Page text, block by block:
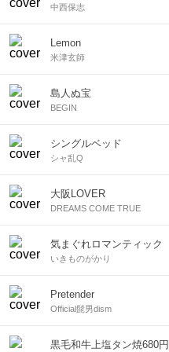
中西保志
Lemon
米津玄師
島人ぬ宝
BEGIN
シングルベッド
シャ乱Q
大阪LOVER
DREAMS COME TRUE
気まぐれロマンティック
いきものがかり
Pretender
Official髭男dism
黒毛和牛上塩タン焼680円